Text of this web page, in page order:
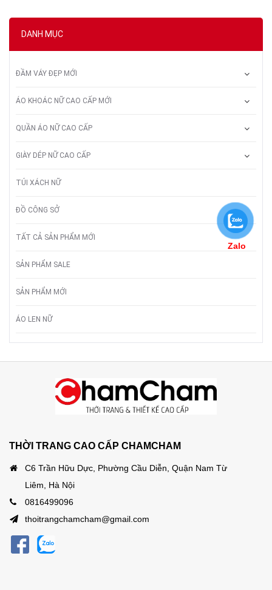
DANH MỤC
ĐẦM VÁY ĐẸP MỚI
ÁO KHOÁC NỮ CAO CẤP MỚI
QUẦN ÁO NỮ CAO CẤP
GIÀY DÉP NỮ CAO CẤP
TÚI XÁCH NỮ
ĐỒ CÔNG SỞ
TẤT CẢ SẢN PHẨM MỚI
SẢN PHẨM SALE
SẢN PHẨM MỚI
ÁO LEN NỮ
THỜI TRANG CAO CẤP CHAMCHAM
C6 Trần Hữu Dực, Phường Cầu Diễn, Quận Nam Từ
Liêm, Hà Nội
0816499096
thoitrangchamcham@gmail.com
Zalo